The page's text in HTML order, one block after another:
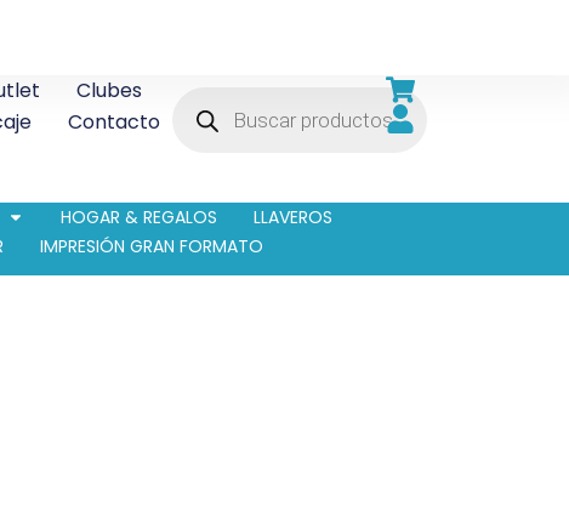
Clubes
Contacto
HOGAR & REGALOS
LLAVEROS
IMPRESIÓN GRAN FORMATO